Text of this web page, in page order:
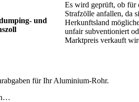
und
Es wird geprüft, ob für
Strafzölle anfallen, da
Herkunftsland
unfair subventioniert
Marktpreis verkauft
für Ihr Aluminium-Rohr.